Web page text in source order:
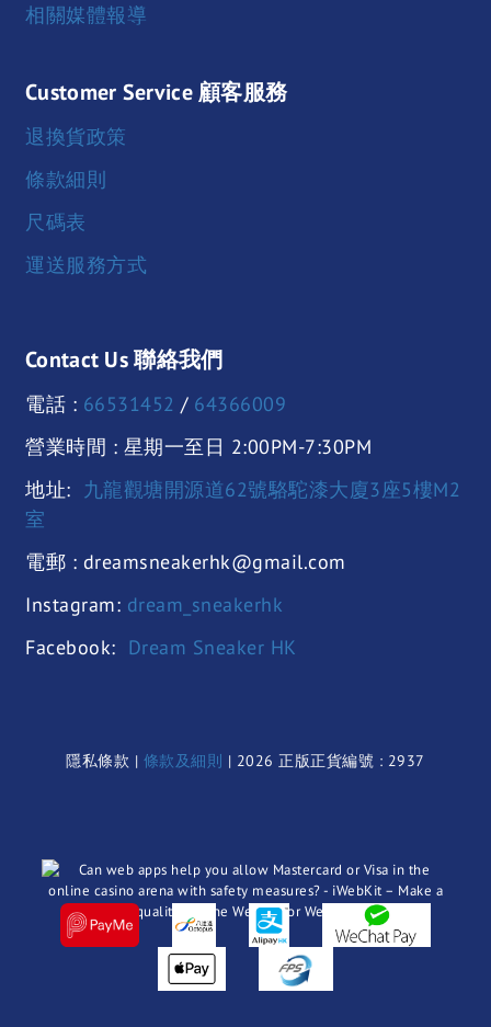
相關媒體報導
Customer Service 顧客服務
退換貨政策
條款細則
尺碼表
運送服務方式
Contact Us 聯絡我們
電話 : 66531452 / 64366009
營業時間 : 星期一至日 2:00PM-7:30PM
地址:
九龍觀塘開源道62號駱駝漆大廈3座5樓M2
室
電郵 : dreamsneakerhk@gmail.com
Instagram: dream_sneakerhk
Facebook: Dream Sneaker HK
隱私條款 | 條款及細則 | 2026 正版正貨編號 : 2937